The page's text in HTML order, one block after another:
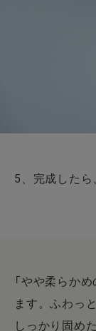
5、完成したら
「やや柔らか
ます。ふわっ
しっかり固め